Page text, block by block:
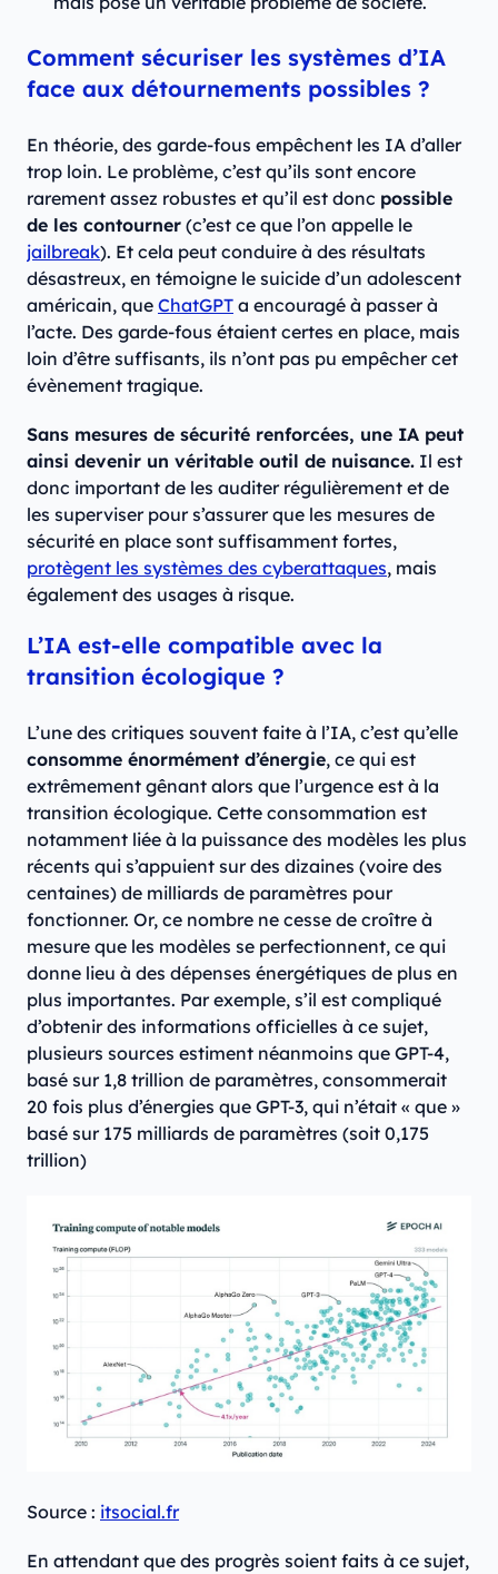
Comment sécuriser les systèmes d’IA
face aux détournements possibles ?
En théorie, des garde-fous empêchent les IA d’aller
trop loin. Le problème, c’est qu’ils sont encore
rarement assez robustes et qu’il est donc possible
de les contourner (c’est ce que l’on appelle le
jailbreak). Et cela peut conduire à des résultats
désastreux, en témoigne le suicide d’un adolescent
américain, que ChatGPT a encouragé à passer à
l’acte. Des garde-fous étaient certes en place, mais
loin d’être suffisants, ils n’ont pas pu empêcher cet
évènement tragique.
Sans mesures de sécurité renforcées, une IA peut
ainsi devenir un véritable outil de nuisance. Il est
donc important de les auditer régulièrement et de
les superviser pour s’assurer que les mesures de
sécurité en place sont suffisamment fortes,
protègent les systèmes des cyberattaques, mais
également des usages à risque.
L’IA est-elle compatible avec la
transition écologique ?
L’une des critiques souvent faite à l’IA, c’est qu’elle
consomme énormément d’énergie, ce qui est
extrêmement gênant alors que l’urgence est à la
transition écologique. Cette consommation est
notamment liée à la puissance des modèles les plus
récents qui s’appuient sur des dizaines (voire des
centaines) de milliards de paramètres pour
fonctionner. Or, ce nombre ne cesse de croître à
mesure que les modèles se perfectionnent, ce qui
donne lieu à des dépenses énergétiques de plus en
plus importantes. Par exemple, s’il est compliqué
d’obtenir des informations officielles à ce sujet,
plusieurs sources estiment néanmoins que GPT-4,
basé sur 1,8 trillion de paramètres, consommerait
20 fois plus d’énergies que GPT-3, qui n’était « que »
basé sur 175 milliards de paramètres (soit 0,175
trillion)
Source : itsocial.fr
En attendant que des progrès soient faits à ce sujet,